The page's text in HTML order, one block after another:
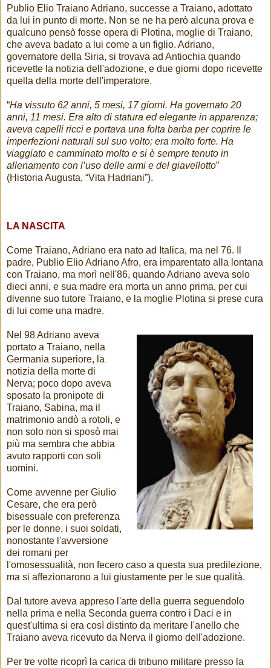
Publio Elio Traiano Adriano, successe a Traiano, adottato
da lui in punto di morte. Non se ne ha però alcuna prova e
qualcuno pensò fosse opera di Plotina, moglie di Traiano,
che aveva badato a lui come a un figlio. Adriano,
governatore della Siria, si trovava ad Antiochia quando
ricevette la notizia dell'adozione, e due giorni dopo ricevette
quella della morte dell'imperatore.
“Ha vissuto 62 anni, 5 mesi, 17 giorni. Ha governato 20
anni, 11 mesi. Era alto di statura ed elegante in apparenza;
aveva capelli ricci e portava una folta barba per coprire le
imperfezioni naturali sul suo volto; era molto forte. Ha
viaggiato e camminato molto e si è sempre tenuto in
allenamento con l’uso delle armi e del giavellotto”
(Historia Augusta, “Vita Hadriani”).
LA NASCITA
Come Traiano, Adriano era nato ad Italica, ma nel 76. Il
padre, Publio Elio Adriano Afro, era imparentato alla lontana
con Traiano, ma morì nell'86, quando Adriano aveva solo
dieci anni, e sua madre era morta un anno prima, per cui
divenne suo tutore Traiano, e la moglie Plotina si prese cura
di lui come una madre.
Nel 98 Adriano aveva
portato a Traiano, nella
Germania superiore, la
notizia della morte di
Nerva; poco dopo aveva
sposato la pronipote di
Traiano, Sabina, ma il
matrimonio andò a rotoli, e
non solo non si sposò mai
più ma sembra che abbia
avuto rapporti con soli
uomini.
Come avvenne per Giulio
Cesare, che era però
bisessuale con preferenza
per le donne, i suoi soldati,
nonostante l'avversione
dei romani per
l'omosessualità, non fecero caso a questa sua predilezione,
ma si affezionarono a lui giustamente per le sue qualità.
Dal tutore aveva appreso l'arte della guerra seguendolo
nella prima e nella Seconda guerra contro i Daci e in
quest'ultima si era così distinto da meritare l'anello che
Traiano aveva ricevuto da Nerva il giorno dell'adozione.
Per tre volte ricoprì la carica di tribuno militare presso la